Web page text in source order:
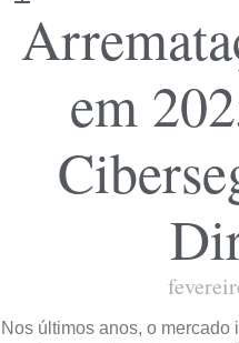
em
Nos últimos anos, o